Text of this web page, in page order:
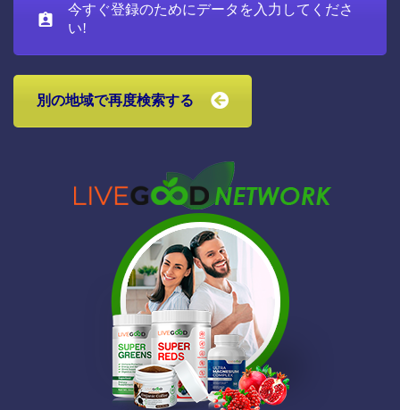
今すぐ登録のためにデータを入力してくださ
い!
別の地域で再度検索する